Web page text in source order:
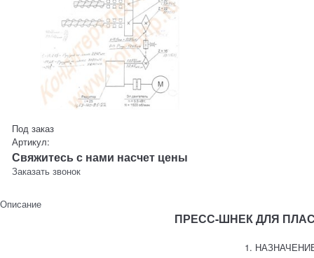
Под заказ
Артикул:
Свяжитесь с нами насчет цены
Заказать звонок
Описание
ПРЕСС-ШНЕК ДЛЯ
1.